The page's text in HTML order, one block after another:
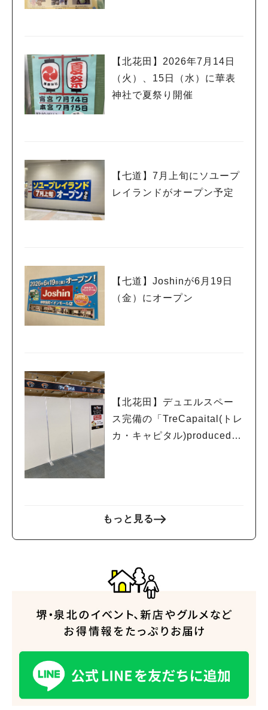
【北花田】2026年7月14日
（火）、15日（水）に華表
神社で夏祭り開催
【七道】7月上旬にソユープ
レイランドがオープン予定
【七道】Joshinが6月19日
（金）にオープン
【北花田】デュエルスペー
ス完備の「TreCapaital(トレ
カ・キャピタル)produced b
もっと見る